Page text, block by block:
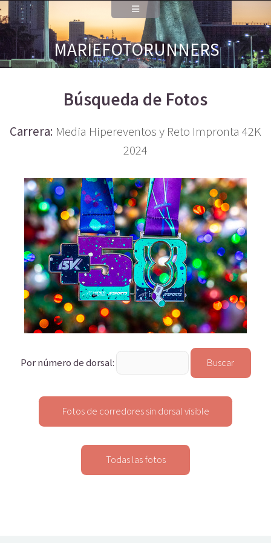
MARIEFOTORUNNERS
Búsqueda de Fotos
Carrera: Media Hipereventos y Reto Impronta 42K
2024
Por número de dorsal: